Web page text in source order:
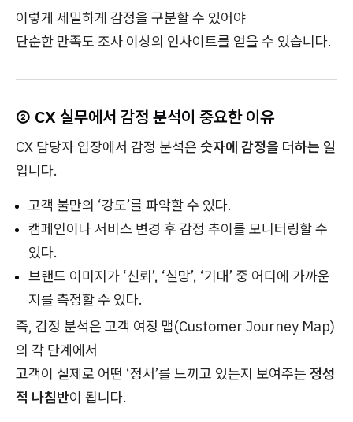
이렇게 세밀하게 감정을 구분할 수 있어야
단순한 만족도 조사 이상의 인사이트를 얻을 수 있습니다.
② CX 실무에서 감정 분석이 중요한 이유
CX 담당자 입장에서 감정 분석은 숫자에 감정을 더하는 일
입니다.
고객 불만의 ‘강도’를 파악할 수 있다.
캠페인이나 서비스 변경 후 감정 추이를 모니터링할 수
있다.
브랜드 이미지가 ‘신뢰’, ‘실망’, ‘기대’ 중 어디에 가까운
지를 측정할 수 있다.
즉, 감정 분석은 고객 여정 맵(Customer Journey Map)
의 각 단계에서
고객이 실제로 어떤 ‘정서’를 느끼고 있는지 보여주는 정성
적 나침반이 됩니다.